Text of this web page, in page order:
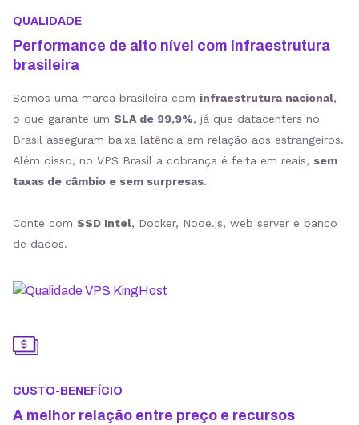
QUALIDADE
Performance de alto nível com infraestrutura
brasileira
Somos uma marca brasileira com infraestrutura nacional,
o que garante um SLA de 99,9%, já que datacenters no
Brasil asseguram baixa latência em relação aos estrangeiros.
Além disso, no VPS Brasil a cobrança é feita em reais, sem
taxas de câmbio e sem surpresas.
Conte com SSD Intel, Docker, Node.js, web server e banco
de dados.
CUSTO-BENEFÍCIO
A melhor relação entre preço e recursos